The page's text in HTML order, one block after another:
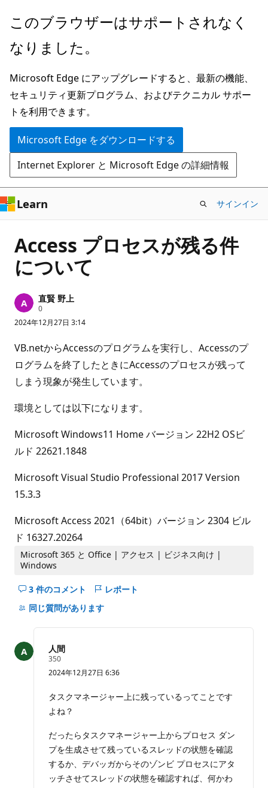
メ
ン
ン
テ
ン
ツ
に
ス
キ
ッ
プ
このブラウザーはサポートされなく
なりました。
Microsoft Edge にアップグレードすると、最新の機能、
セキュリティ更新プログラム、およびテクニカル サポー
トを利用できます。
Microsoft Edge をダウンロードする
Internet Explorer と Microsoft Edge の詳細情報
Learn サインイン
Access プロセスが残る件
について
直賢 野上
0評
価
の
イ
ン
ト
2024年12月27日 3:14
VB.netからAccessのプログラムを実行し、Accessのプ
ログラムを終了したときにAccessのプロセスが残って
しまう現象が発生しています。
環境としては以下になります。
Microsoft Windows11 Home バージョン 22H2 OSビ
ルド 22621.1848
Microsoft Visual Studio Professional 2017 Version
15.3.3
Microsoft Access 2021（64bit）バージョン 2304 ビル
ド 16327.20264
Microsoft 365 と Office | アクセス | ビジネス向け |
Windows
3 件のコメント
こ
の
コ
メ
ン
を
非
示
に
す
る
レポート
同じ質問があります
人間
350評
価
の
イ
ン
ト
2024年12月27日 6:36
タスクマネージャー上に残っているってことです
よね？
だったらタスクマネージャー上からプロセス ダン
プを生成させて残っているスレッドの状態を確認
するか、デバッガからそのゾンビ プロセスにアタ
ッチさせてスレッドの状態を確認すれば、何かわ